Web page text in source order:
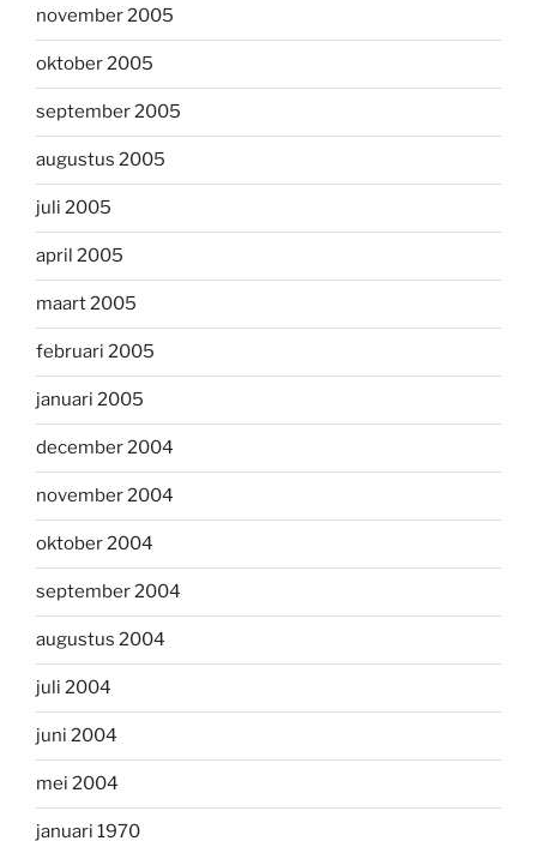
november 2005
oktober 2005
september 2005
augustus 2005
juli 2005
april 2005
maart 2005
februari 2005
januari 2005
december 2004
november 2004
oktober 2004
september 2004
augustus 2004
juli 2004
juni 2004
mei 2004
januari 1970